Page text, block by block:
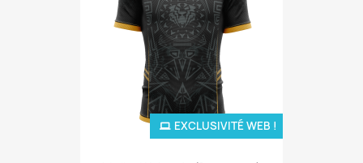
EXCLUSIVITÉ WEB !